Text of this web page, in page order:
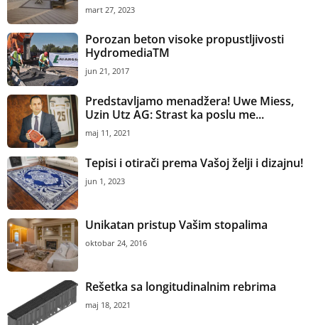
mart 27, 2023
Porozan beton visoke propustljivosti
HydromediaTM
jun 21, 2017
Predstavljamo menadžera! Uwe Miess,
Uzin Utz AG: Strast ka poslu me...
maj 11, 2021
Tepisi i otirači prema Vašoj želji i dizajnu!
jun 1, 2023
Unikatan pristup Vašim stopalima
oktobar 24, 2016
Rešetka sa longitudinalnim rebrima
maj 18, 2021